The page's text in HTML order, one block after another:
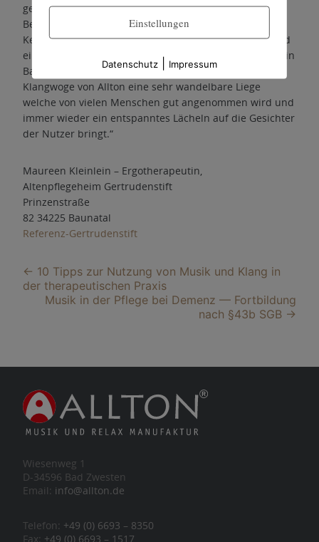
gestellt werden und mit einem Keilkissen zur
Behandlungsliege umfunktioniert werden. Das
Keilkissen hat abnehmbare Teile für die Unterarme und
eine Öffnung für den Kopf, sodass eine Therapie auch in
Bauchlage durchführbar ist. Alles in Allem ist die
Klangwoge von Allton eine sehr wandelbare Liege
welche von vielen Menschen gut angenommen wird und
immer wieder ein entspanntes Lächeln auf die Gesichter
der Nutzer bringt.“
Maureen Kleinlein – Ergotherapeutin,
Altenpflegeheim Gertrudenstift
Prinzenstraße
82 34225 Baunatal
Referenz-Gertrudenstift
Beitragsnavigation
← 10 Tipps zur Nutzung von Musik und Klang in
der therapeutischen Praxis
Musik in der Pflege bei Demenz — Fortbildung
nach §43b SGB →
Wiesenweg 1
D-34596 Bad Zwesten
Email: info@allton.de
Telefon: +49 (0) 6693 – 8350
Fax: +49 (0) 6693 – 1517
Einstellungen
Datenschutz| Impressum